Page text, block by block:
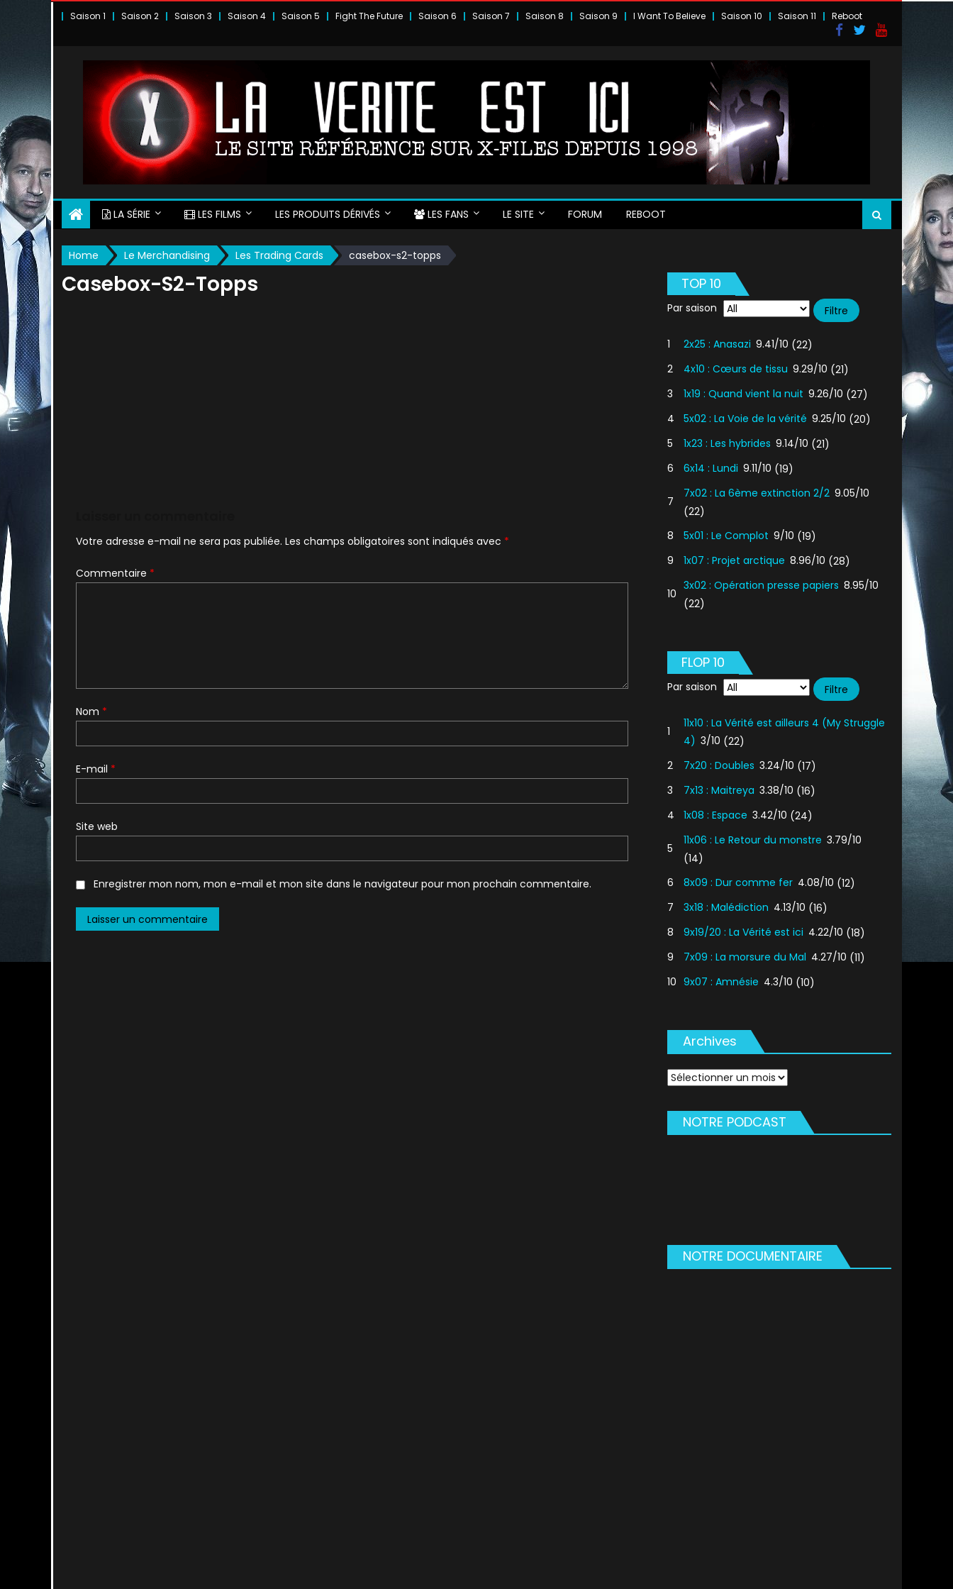
Saison 1 Saison 2 Saison 3 Saison 4 Saison 5 Fight The Future Saison 6 Saison 7 Saison 8 Saison 9 I Want To Believe Saison 10 Saison 11 Reboot
LA SÉRIE LES FILMS LES PRODUITS DÉRIVÉS LES FANS LE SITE FORUM REBOOT
Home Le Merchandising Les Trading Cards casebox-s2-topps
Casebox-S2-Topps
Votre adresse e-mail ne sera pas publiée. Les champs obligatoires sont indiqués avec *
Commentaire *
Nom *
E-mail *
Site web
Enregistrer mon nom, mon e-mail et mon site dans le navigateur pour mon prochain commentaire.
TOP 10
Par saison
1 2x25 : Anasazi 9.41/10 (22)
2
4x10 : Cœurs de tissu 9.29/10 (21)
3
1x19 : Quand vient la nuit 9.26/10 (27)
4
5x02 : La Voie de la vérité 9.25/10 (20)
5
1x23 : Les hybrides 9.14/10 (21)
6
6x14 : Lundi 9.11/10 (19)
7
7x02 : La 6ème extinction 2/2 9.05/10
(22)
8
5x01 : Le Complot 9/10 (19)
9
1x07 : Projet arctique 8.96/10 (28)
10
3x02 : Opération presse papiers 8.95/10
(22)
FLOP 10
Par saison
1
11x10 : La Vérité est ailleurs 4 (My Struggle
4) 3/10 (22)
2
7x20 : Doubles 3.24/10 (17)
3
7x13 : Maitreya 3.38/10 (16)
4
1x08 : Espace 3.42/10 (24)
5
11x06 : Le Retour du monstre 3.79/10
(14)
6
8x09 : Dur comme fer 4.08/10 (12)
7
3x18 : Malédiction 4.13/10 (16)
8
9x19/20 : La Vérité est ici 4.22/10 (18)
9
7x09 : La morsure du Mal 4.27/10 (11)
10 9x07 : Amnésie 4.3/10 (10)
Archives
Archives
NOTRE PODCAST
NOTRE DOCUMENTAIRE